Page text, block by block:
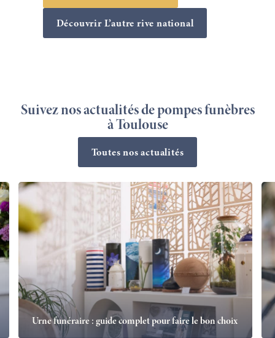
Découvrir L’autre rive national
Suivez nos actualités de pompes funèbres
à Toulouse
Toutes nos actualités
Urne funéraire : guide complet pour faire le bon choix